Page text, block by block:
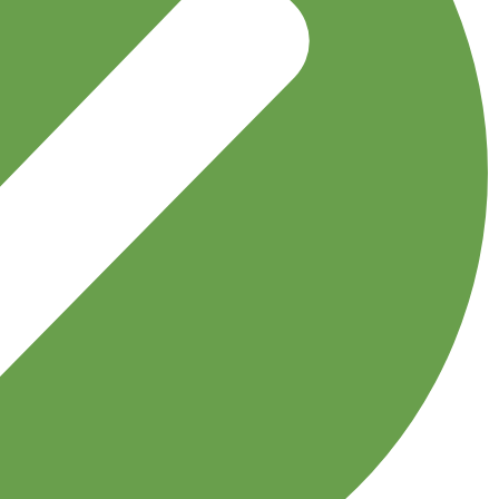
اکسسوری
توربان
جوراب
دستبند
دستکش
دستمال گردن
مجله نوولاشال
لیست شعب
فروشگاه
قوانین و مقررات